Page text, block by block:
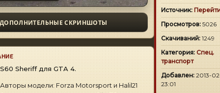
ДОПОЛНИТЕЛЬНЫЕ СКРИНШОТЫ
Sheriff для GTA 4.
Авторы модели: Forza Motorsport и Halil21
Источник:
Просмотров: 5026
Скачиваний: 1249
Категория: Спец.
транспорт
Добавлен: 2013-
23:01